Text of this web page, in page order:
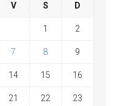
V S D
1 2
7 8 9
14 15 16
21 22 23